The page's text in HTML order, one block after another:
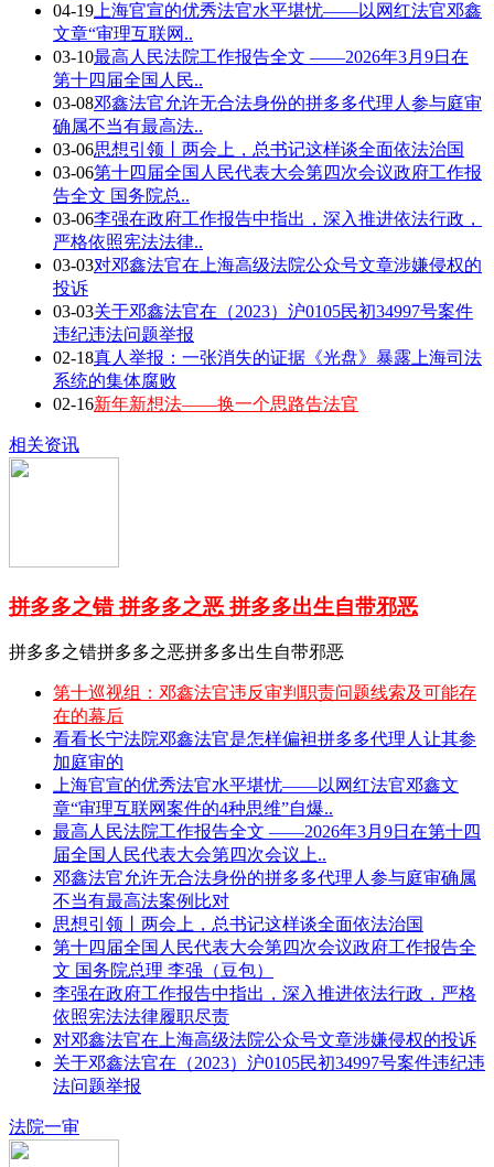
04-19 上海官宣的优秀法官水平堪忧——以网红法官邓鑫
文章“审理互联网..
03-10最高人民法院工作报告全文 ——2026年3月9日在
第十四届全国人民..
03-08邓鑫法官允许无合法身份的拼多多代理人参与庭审
确属不当有最高法..
03-06思想引领丨两会上，总书记这样谈全面依法治国
03-06第十四届全国人民代表大会第四次会议政府工作报
告全文 国务院总..
03-06李强在政府工作报告中指出，深入推进依法行政，
严格依照宪法法律..
03-03对邓鑫法官在上海高级法院公众号文章涉嫌侵权的
投诉
03-03关于邓鑫法官在（2023）沪0105民初34997号案件
违纪违法问题举报
02-18真人举报：一张消失的证据《光盘》暴露上海司法
系统的集体腐败
02-16新年新想法——换一个思路告法官
相关资讯
拼多多之错 拼多多之恶 拼多多出生自带邪恶
拼多多之错拼多多之恶拼多多出生自带邪恶
第十巡视组：邓鑫法官违反审判职责问题线索及可能存
在的幕后
看看长宁法院邓鑫法官是怎样偏袒拼多多代理人让其参
加庭审的
上海官宣的优秀法官水平堪忧——以网红法官邓鑫文
章“审理互联网案件的4种思维”自爆..
最高人民法院工作报告全文 ——2026年3月9日在第十四
届全国人民代表大会第四次会议上..
邓鑫法官允许无合法身份的拼多多代理人参与庭审确属
不当有最高法案例比对
思想引领丨两会上，总书记这样谈全面依法治国
第十四届全国人民代表大会第四次会议政府工作报告全
文 国务院总理 李强（豆包）
李强在政府工作报告中指出，深入推进依法行政，严格
依照宪法法律履职尽责
对邓鑫法官在上海高级法院公众号文章涉嫌侵权的投诉
关于邓鑫法官在（2023）沪0105民初34997号案件违纪违
法问题举报
法院一审